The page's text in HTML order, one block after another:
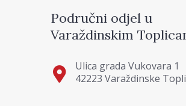
Područni odjel u
Varaždinskim
Ulica grada Vukovara 1
42223 Varaždinske